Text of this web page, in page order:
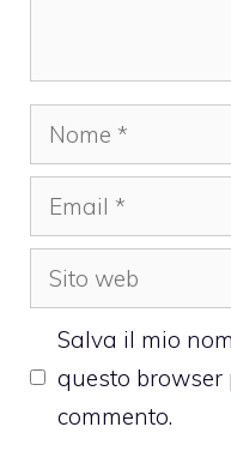
Nome
Email
Sito
web
Salva il mio
questo browser
commento.